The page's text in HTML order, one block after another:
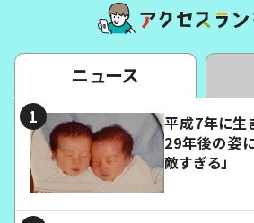
ニュース
平成7年に生
29年後の姿に
敵すぎる」